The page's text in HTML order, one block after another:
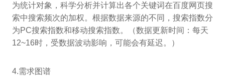
为统计对象，科学分析并计算出各个关键词在百度网页搜
索中搜索频次的加权。根据数据来源的不同，搜索指数分
为PC搜索指数和移动搜索指数。（数据更新时间：每天
12~16时，受数据波动影响，可能会有延迟。）
4.需求图谱